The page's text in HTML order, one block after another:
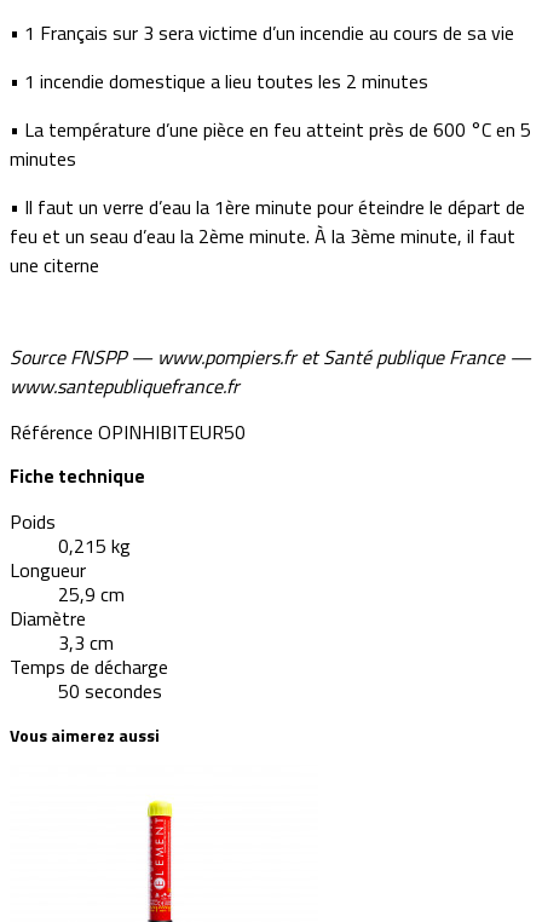
• 1 Français sur 3 sera victime d’un incendie au cours de sa vie
• 1 incendie domestique a lieu toutes les 2 minutes
• La température d’une pièce en feu atteint près de 600 °C en 5
minutes
• Il faut un verre d’eau la 1ère minute pour éteindre le départ de
feu et un seau d’eau la 2ème minute. À la 3ème minute, il faut
une citerne
Source FNSPP — www.pompiers.fr et Santé publique France —
www.santepubliquefrance.fr
Référence OPINHIBITEUR50
Fiche technique
Poids
0,215 kg
Longueur
25,9 cm
Diamètre
3,3 cm
Temps de décharge
50 secondes
Vous aimerez aussi